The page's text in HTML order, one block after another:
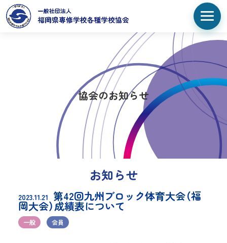
協会のお知らせ
お知らせ
2023.11.21 第42回九州ブロック体育大会（福
岡大会）成績表について
一般 会員